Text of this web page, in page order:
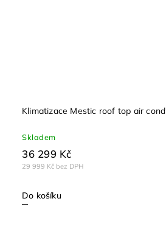
Klimatizace Mestic roof top air
Skladem
29 999 Kč bez DPH
36 299 Kč
Do košíku